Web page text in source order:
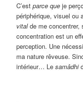
C’estparce que je
périphérique, visuel ou
vitalde me concentrer,
concentration est un
perception. Une
ma nature rêveuse.
intérieur… Lesamâdhi